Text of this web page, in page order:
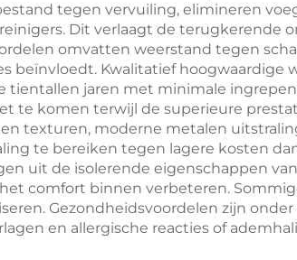
tegen vervuiling, elimineren
Dit verlaagt de
omvatten weerstand tegen
beïnvloedt. Kwalitatief
jaren met minimale
te komen terwijl de superieure
texturen, moderne metalen
te bereiken tegen lagere kosten
uit de isolerende eigenschappen
comfort binnen verbeteren.
Gezondheidsvoordelen zijn
en allergische reacties of